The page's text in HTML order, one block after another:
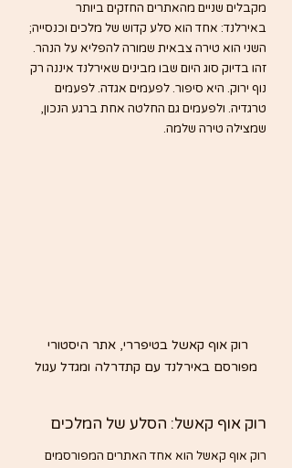
מקבלים שניים מהאתרים החזקים ביותר
באירלנד: אחד הוא סלע קדוש של מלכים וכנסייה;
השני הוא טירה צבאית שמורה להפליא על הנהר.
זהו בדיוק סוג היום שבו מבינים שאירלנד איננה רק
נוף ירוק. היא סיפור. לפעמים אגדה. לפעמים
טרגדיה. ולפעמים גם החלטה אחת ברגע הנכון,
שמצילה טירה שלמה.
רוק אוף קאשל בטיפררי, אתר היסטורי
מפורסם באירלנד עם קתדרלה ומגדל עגול
רוק אוף קאשל: הסלע של המלכים
רוק אוף קאשל הוא אחד האתרים המפורסמים